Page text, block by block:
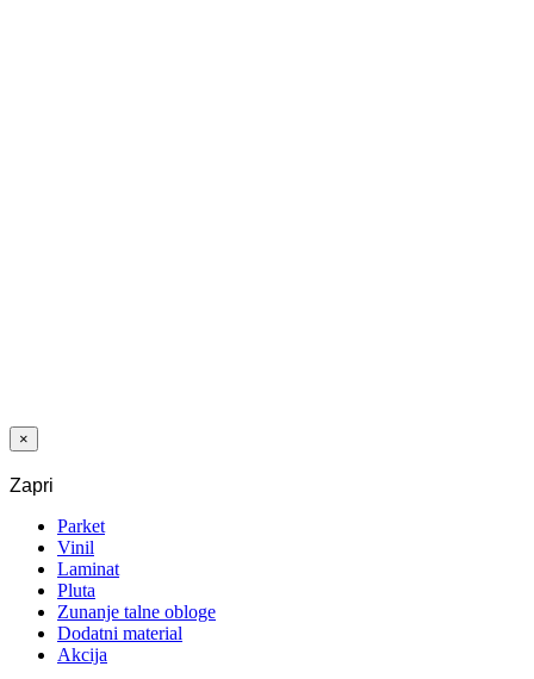
×
Zapri
Parket
Vinil
Laminat
Pluta
Zunanje talne obloge
Dodatni material
Akcija